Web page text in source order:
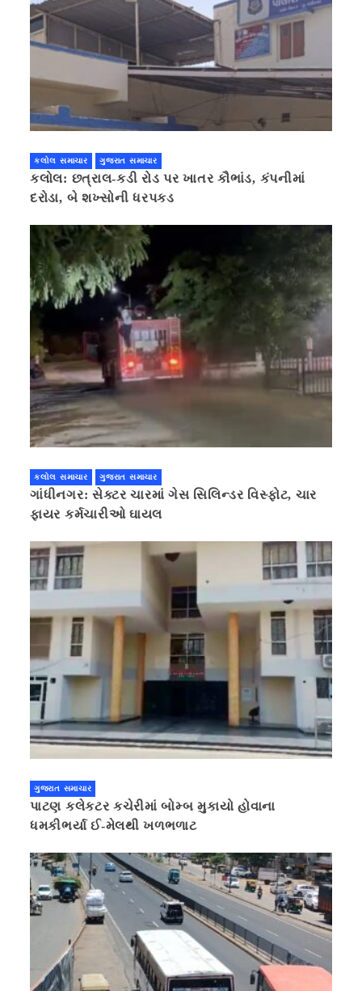
કલોલ સમાચાર ગુજરાત સમાચાર
કલોલ: છત્રાલ-કડી રોડ પર ખાતર કૌભાંડ, કંપનીમાં
દરોડા, બે શખ્સોની ધરપકડ
કલોલ સમાચાર ગુજરાત સમાચાર
ગાંધીનગર: સેક્ટર ચારમાં ગેસ સિલિન્ડર વિસ્ફોટ, ચાર
ફાયર કર્મચારીઓ ઘાયલ
ગુજરાત સમાચાર
પાટણ કલેકટર કચેરીમાં બોમ્બ મુકાયો હોવાના
ધમકીભર્યા ઈ-મેલથી ખળભળાટ